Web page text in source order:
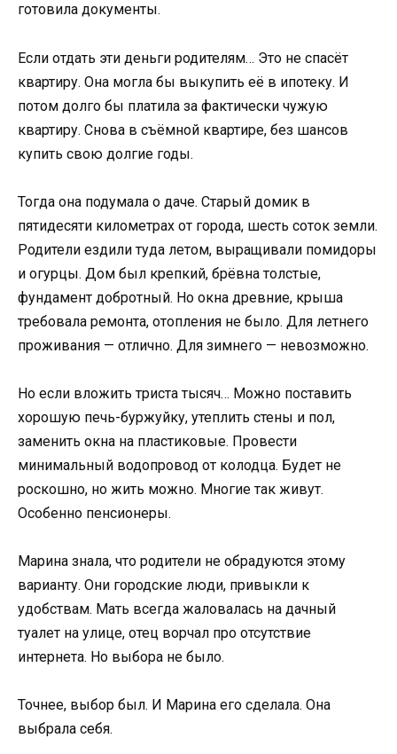
готовила документы.
Если отдать эти деньги родителям… Это не спасёт
квартиру. Она могла бы выкупить её в ипотеку. И
потом долго бы платила за фактически чужую
квартиру. Снова в съёмной квартире, без шансов
купить свою долгие годы.
Тогда она подумала о даче. Старый домик в
пятидесяти километрах от города, шесть соток земли.
Родители ездили туда летом, выращивали помидоры
и огурцы. Дом был крепкий, брёвна толстые,
фундамент добротный. Но окна древние, крыша
требовала ремонта, отопления не было. Для летнего
проживания — отлично. Для зимнего — невозможно.
Но если вложить триста тысяч… Можно поставить
хорошую печь-буржуйку, утеплить стены и пол,
заменить окна на пластиковые. Провести
минимальный водопровод от колодца. Будет не
роскошно, но жить можно. Многие так живут.
Особенно пенсионеры.
Марина знала, что родители не обрадуются этому
варианту. Они городские люди, привыкли к
удобствам. Мать всегда жаловалась на дачный
туалет на улице, отец ворчал про отсутствие
интернета. Но выбора не было.
Точнее, выбор был. И Марина его сделала. Она
выбрала себя.